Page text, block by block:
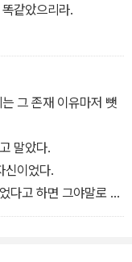
같았으리라.
고 싶다는 과시욕이나
없으니, 그 안에서 와
고, 톰처럼 몰래 원한
에 살 수 없다.
건 애초에 꿈도 꾸지
그 존재 이유마저 뺏
말았다.
신이었다.
다고 하면 그야말로 완